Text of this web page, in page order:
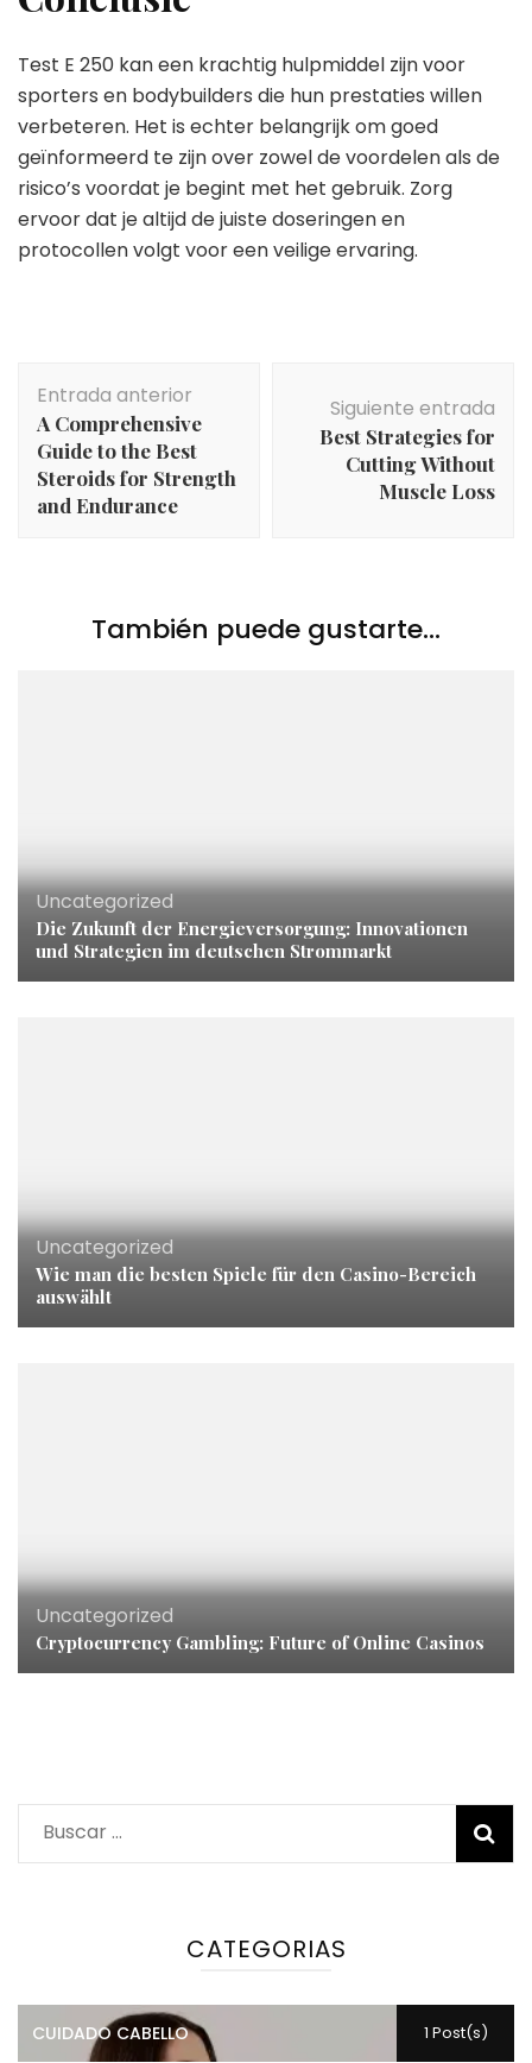
Test E 250 kan een krachtig hulpmiddel zijn voor
sporters en bodybuilders die hun prestaties willen
verbeteren. Het is echter belangrijk om goed
geïnformeerd te zijn over zowel de voordelen als de
risico’s voordat je begint met het gebruik. Zorg
ervoor dat je altijd de juiste doseringen en
protocollen volgt voor een veilige ervaring.
de
entradas
Entrada anterior
A Comprehensive
Guide to the Best
Steroids for Strength
and Endurance
Siguiente entrada
Best Strategies for
Cutting Without
Muscle Loss
También puede gustarte...
Uncategorized
Die Zukunft der Energieversorgung: Innovationen
und Strategien im deutschen Strommarkt
Uncategorized
Wie man die besten Spiele für den Casino-Bereich
auswählt
Uncategorized
Cryptocurrency Gambling: Future of Online Casinos
Buscar:
CATEGORIAS
CUIDADO CABELLO 1 Post(s)